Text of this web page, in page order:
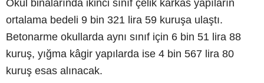
Okul binalarında ikinci sınıf çelik karkas yapıların
ortalama bedeli 9 bin 321 lira 59 kuruşa ulaştı.
Betonarme okullarda aynı sınıf için 6 bin 51 lira 88
kuruş, yığma kâgir yapılarda ise 4 bin 567 lira 80
kuruş esas alınacak.